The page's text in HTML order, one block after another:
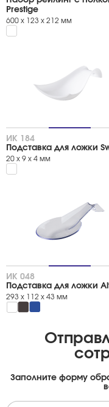
Prestige
600 х 123 х 212 мм
ИК 184
Подставка для ложки
20 х 9 х 4 мм
ИК 048
Подставка для ложки
293 х 112 х 43 мм
Заполните форму